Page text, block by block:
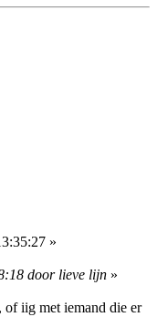
»
door lieve lijn »
of iig met iemand die er